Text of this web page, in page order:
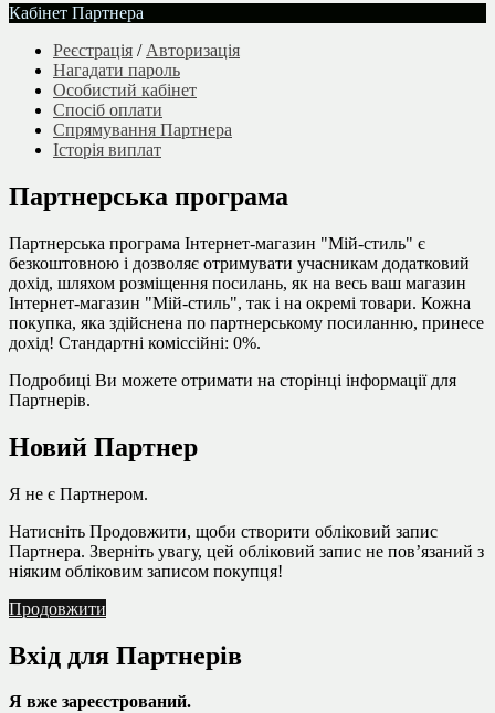
Кабінет Партнера
Реєстрація / Авторизація
Нагадати пароль
Особистий кабінет
Спосіб оплати
Спрямування Партнера
Історія виплат
Партнерська програма
Партнерська програма Інтернет-магазин "Мій-стиль" є
безкоштовною і дозволяє отримувати учасникам додатковий
дохід, шляхом розміщення посилань, як на весь ваш магазин
Інтернет-магазин "Мій-стиль", так і на окремі товари. Кожна
покупка, яка здійснена по партнерському посиланню, принесе
дохід! Стандартні коміссійні: 0%.
Подробиці Ви можете отримати на сторінці інформації для
Партнерів.
Новий Партнер
Я не є Партнером.
Натисніть Продовжити, щоби створити обліковий запис
Партнера. Зверніть увагу, цей обліковий запис не пов’язаний з
ніяким обліковим записом покупця!
Продовжити
Вхід для Партнерів
Я вже зареєстрований.